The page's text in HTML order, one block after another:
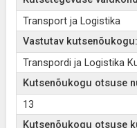
Transport ja Logistika
Vastutav kutsenõukogu:
Transpordi ja Logistika
Kutsenõukogu otsuse
13
Kutsenõukogu otsuse